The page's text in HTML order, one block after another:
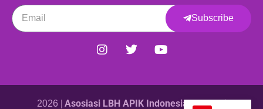
Subscribe
2026 | Asosiasi LBH APIK Indonesia Indonesia